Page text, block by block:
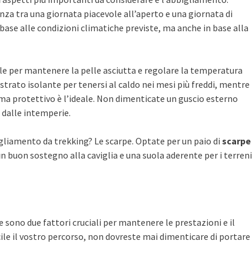
tra una giornata piacevole all’aperto e una giornata di
alle condizioni climatiche previste, ma anche in base alla
per mantenere la pelle asciutta e regolare la temperatura
isolante per tenersi al caldo nei mesi più freddi, mentre
protettivo è l’ideale. Non dimenticate un guscio esterno
dalle intemperie.
da trekking? Le scarpe. Optate per un paio di scarpe
buon sostegno alla caviglia e una suola aderente per i terreni
sono due fattori cruciali per mantenere le prestazioni e il
il vostro percorso, non dovreste mai dimenticare di portare